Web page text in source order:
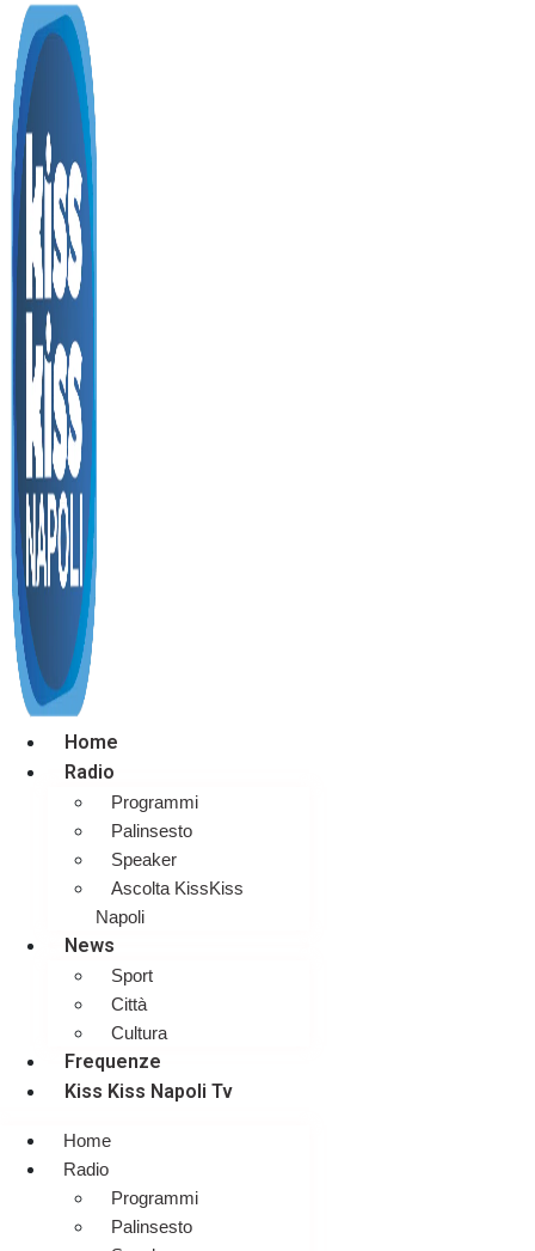
Home
Radio
Programmi
Palinsesto
Speaker
Ascolta KissKiss
Napoli
News
Sport
Città
Cultura
Frequenze
Kiss Kiss Napoli Tv
Home
Radio
Programmi
Palinsesto